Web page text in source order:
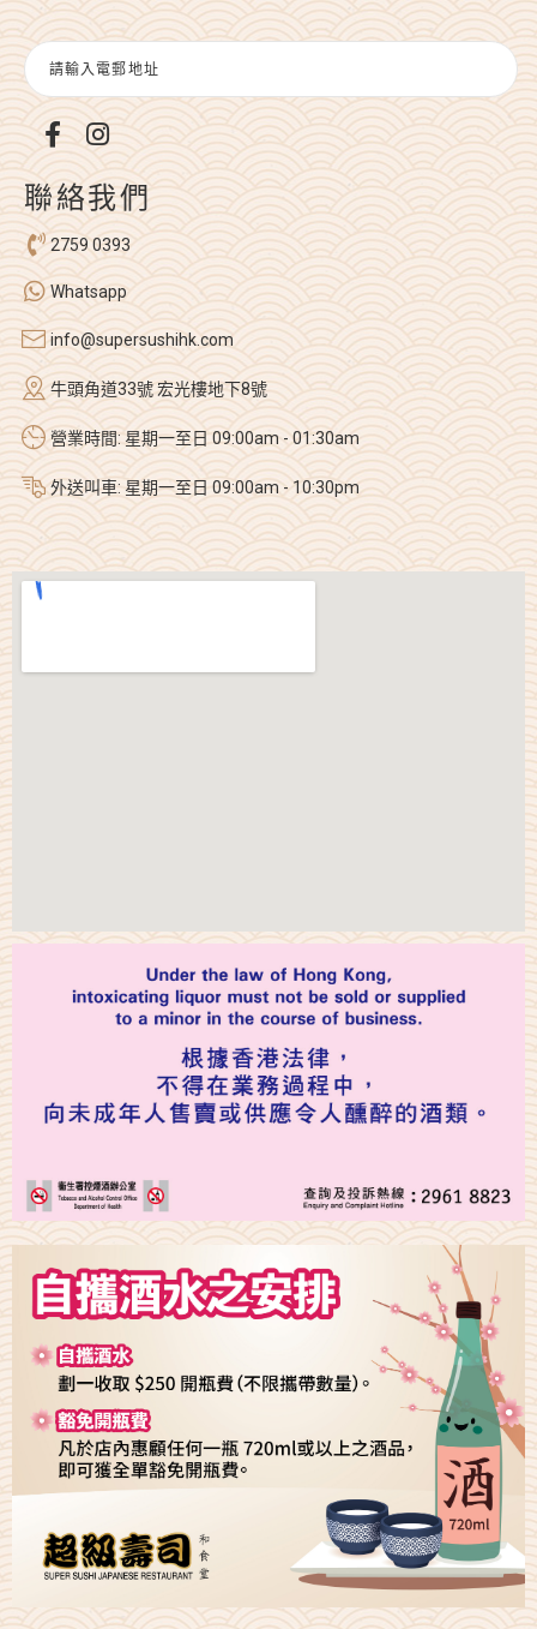
聯絡我們
2759 0393
Whatsapp
info@supersushihk.com
牛頭角道33號 宏光樓地下8號
營業時間: 星期一至日 09:00am - 01:30am
外送叫車: 星期一至日 09:00am - 10:30pm